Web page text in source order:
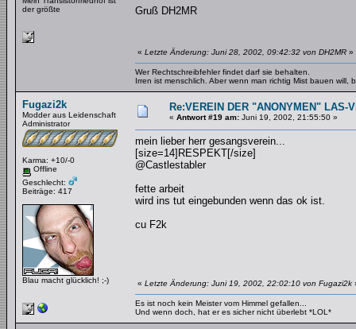
der größte
Gruß DH2MR
« Letzte Änderung: Juni 28, 2002, 09:42:32 von DH2MR »
Wer Rechtschreibfehler findet darf sie behalten.
Irren ist menschlich. Aber wenn man richtig Mist bauen will,
Fugazi2k
Modder aus Leidenschaft
Administrator
Karma: +10/-0
Offline
Geschlecht:
Beiträge: 417
Blau macht glücklich! ;-)
Re:VEREIN DER "ANONYMEN" LAS-
« Antwort #19 am: Juni 19, 2002, 21:55:50 »
mein lieber herr gesangsverein...
[size=14]RESPEKT[/size]
@Castlestabler
fette arbeit
wird ins tut eingebunden wenn das ok ist.
cu F2k
« Letzte Änderung: Juni 19, 2002, 22:02:10 von Fugazi2k
Es ist noch kein Meister vom Himmel gefallen...
Und wenn doch, hat er es sicher nicht überlebt *LOL*